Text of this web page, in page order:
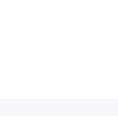
用电建设工程项目（以下简
：海亿